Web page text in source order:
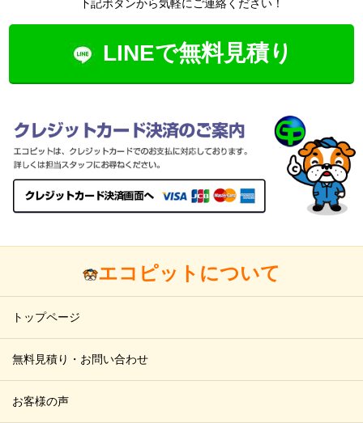
下記ボタンから気軽にご連絡ください！
LINEで無料見積り
エコピットについて
トップページ
無料見積り・お問い合わせ
お客様の声